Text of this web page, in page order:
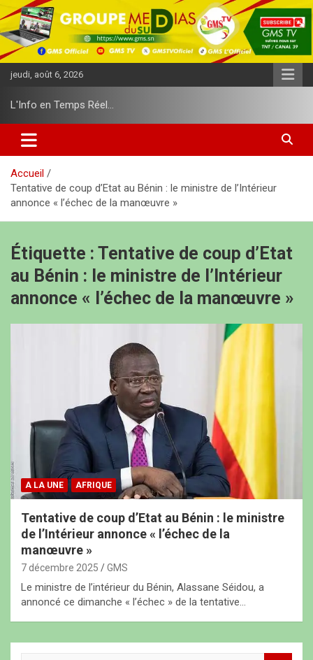
l
l
e
r
o
t
jeudi, août 6, 2026
L'Info en Temps Réel…
Accueil
Tentative de coup d’Etat au Bénin : le ministre de l’Intérieur
annonce « l’échec de la manœuvre »
Étiquette : Tentative de coup d’Etat
au Bénin : le ministre de l’Intérieur
annonce « l’échec de la manœuvre »
A LA UNE AFRIQUE
Tentative de coup d’Etat au Bénin : le ministre
de l’Intérieur annonce « l’échec de la
manœuvre »
7 décembre 2025 GMS
Le ministre de l’intérieur du Bénin, Alassane Séidou, a
annoncé ce dimanche « l’échec » de la tentative…